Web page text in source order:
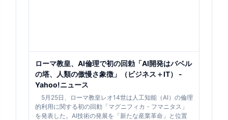
ローマ教皇、AI倫理で初の回勅「AI開発はバベル
の塔、人類の傲慢さ象徴」（ビジネス＋IT） -
Yahoo!ニュース
5月25日、ローマ教皇レオ14世は人工知能（AI）の倫理
的利用に関する初の回勅「マグニフィカ・フマニタス」
を発表した。AI技術の発展を「新たな産業革命」と位置